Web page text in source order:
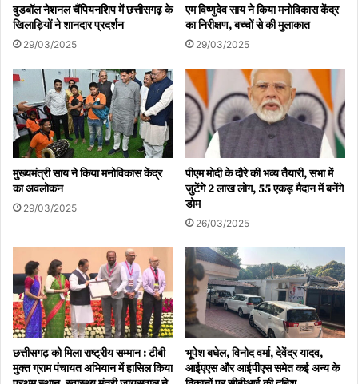
वुडबॉल नेशनल चैंपियनशिप में छत्तीसगढ़ के
खिलाड़ियों ने शानदार प्रदर्शन
29/03/2025
एम विष्णुदेव साय ने किया मनोविकास केंद्र
का निरीक्षण, बच्चों से की मुलाकात
29/03/2025
मुख्यमंत्री साय ने किया मनोविकास केंद्र
का अवलोकन
29/03/2025
पीएम मोदी के दौरे की भव्य तैयारी, सभा में
जुटेंगे 2 लाख लोग, 55 एकड़ मैदान में बनेंगे
डोम
26/03/2025
छत्तीसगढ़ को मिला राष्ट्रीय सम्मान : टीबी
मुक्त ग्राम पंचायत अभियान में हासिल किया
भूपेश बघेल, विनोद वर्मा, देवेंद्र यादव,
आईएएस और आईपीएस समेत कई अन्य के